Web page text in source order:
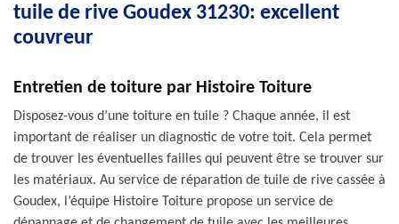
tuile de rive Goudex 31230: excellent
couvreur
Entretien de toiture par Histoire Toiture
Disposez-vous d’une toiture en tuile ? Chaque année, il est
important de réaliser un diagnostic de votre toit. Cela permet
de trouver les éventuelles failles qui peuvent être se trouver sur
les matériaux. Au service de réparation de tuile de rive cassée à
Goudex, l’équipe Histoire Toiture propose un service de